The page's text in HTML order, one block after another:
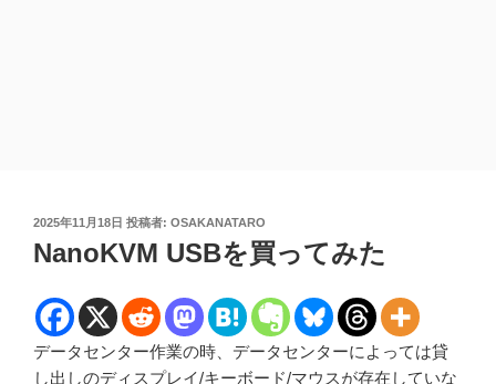
投
稿
日:
2025年11月18日 投稿者: OSAKANATARO
NanoKVM USBを買ってみた
データセンター作業の時、データセンターによっては貸
し出しのディスプレイ/キーボード/マウスが存在していな